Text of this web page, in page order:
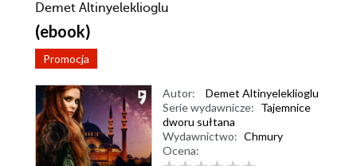
Demet Altinyeleklioglu
(ebook)
Promocja
Autor:
Demet Altinyeleklioglu
Serie wydawnicze: Tajemnice
dworu sułtana
Wydawnictwo: Chmury
Ocena: